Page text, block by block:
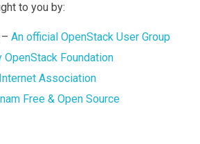
to you by:
An official OpenStack User Group
Foundation
Association
Free & Open Source